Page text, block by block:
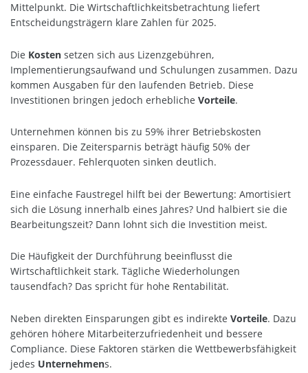
Mittelpunkt. Die Wirtschaftlichkeitsbetrachtung liefert
Entscheidungsträgern klare Zahlen für 2025.
Die Kosten setzen sich aus Lizenzgebühren,
Implementierungsaufwand und Schulungen zusammen. Dazu
kommen Ausgaben für den laufenden Betrieb. Diese
Investitionen bringen jedoch erhebliche Vorteile.
Unternehmen können bis zu 59% ihrer Betriebskosten
einsparen. Die Zeitersparnis beträgt häufig 50% der
Prozessdauer. Fehlerquoten sinken deutlich.
Eine einfache Faustregel hilft bei der Bewertung: Amortisiert
sich die Lösung innerhalb eines Jahres? Und halbiert sie die
Bearbeitungszeit? Dann lohnt sich die Investition meist.
Die Häufigkeit der Durchführung beeinflusst die
Wirtschaftlichkeit stark. Tägliche Wiederholungen
tausendfach? Das spricht für hohe Rentabilität.
Neben direkten Einsparungen gibt es indirekte Vorteile. Dazu
gehören höhere Mitarbeiterzufriedenheit und bessere
Compliance. Diese Faktoren stärken die Wettbewerbsfähigkeit
jedes Unternehmens.